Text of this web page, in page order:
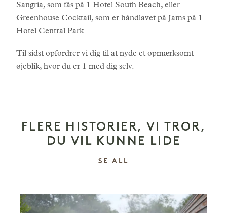
Sangria, som fås på 1 Hotel South Beach, eller
Greenhouse Cocktail, som er håndlavet på Jams på 1
Hotel Central Park
Til sidst opfordrer vi dig til at nyde et opmærksomt
øjeblik, hvor du er 1 med dig selv.
FLERE HISTORIER, VI TROR,
DU VIL KUNNE LIDE
SE ALL